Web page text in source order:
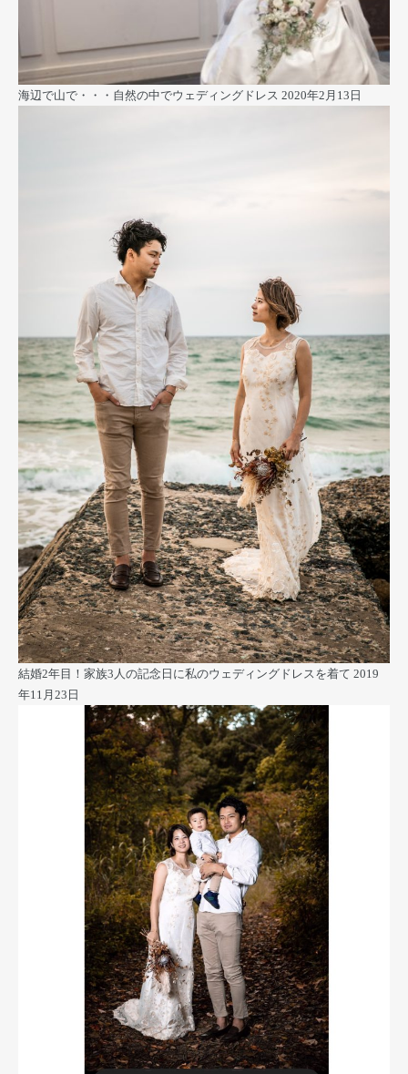
海辺で山で・・・自然の中でウェディングドレス 2020年2月13日
結婚2年目！家族3人の記念日に私のウェディングドレスを着て 2019
年11月23日